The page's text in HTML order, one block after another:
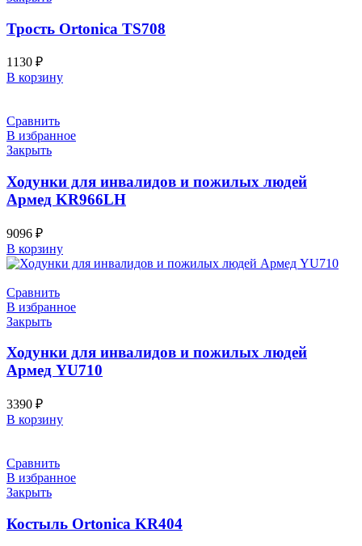
Трость Ortonica TS708
1130 ₽
В корзину
Сравнить
В избранное
Закрыть
Ходунки для инвалидов и пожилых людей
Армед KR966LH
9096 ₽
В корзину
Сравнить
В избранное
Закрыть
Ходунки для инвалидов и пожилых людей
Армед YU710
3390 ₽
В корзину
Сравнить
В избранное
Закрыть
Костыль Ortonica KR404